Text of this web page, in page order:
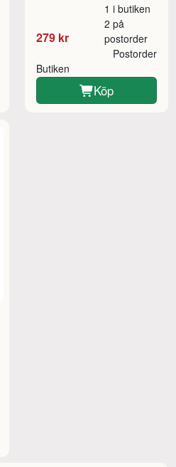
279 kr
1 i butiken
2 på
postorder
Butiken
Postorder
Köp